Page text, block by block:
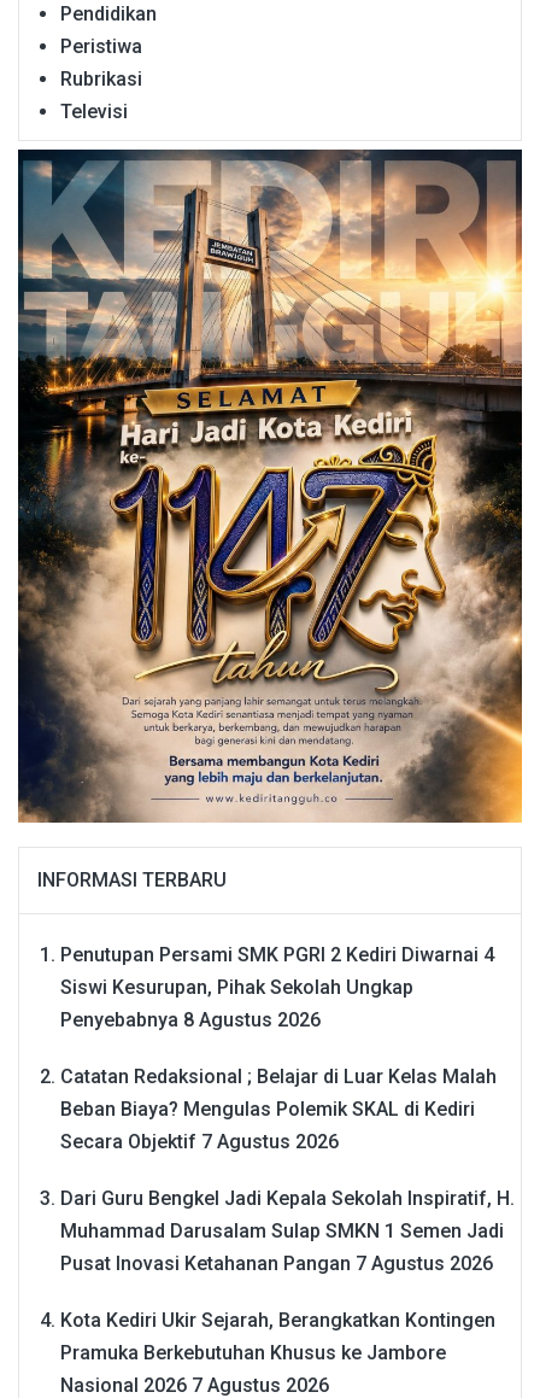
Pendidikan
Peristiwa
Rubrikasi
Televisi
INFORMASI TERBARU
Penutupan Persami SMK PGRI 2 Kediri Diwarnai 4
Siswi Kesurupan, Pihak Sekolah Ungkap
Penyebabnya 8 Agustus 2026
Catatan Redaksional ; Belajar di Luar Kelas Malah
Beban Biaya? Mengulas Polemik SKAL di Kediri
Secara Objektif 7 Agustus 2026
Dari Guru Bengkel Jadi Kepala Sekolah Inspiratif, H.
Muhammad Darusalam Sulap SMKN 1 Semen Jadi
Pusat Inovasi Ketahanan Pangan 7 Agustus 2026
Kota Kediri Ukir Sejarah, Berangkatkan Kontingen
Pramuka Berkebutuhan Khusus ke Jambore
Nasional 2026 7 Agustus 2026